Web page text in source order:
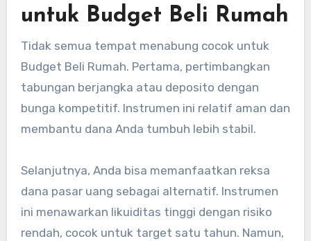
untuk Budget Beli Rumah
Tidak semua tempat menabung cocok untuk
Budget Beli Rumah. Pertama, pertimbangkan
tabungan berjangka atau deposito dengan
bunga kompetitif. Instrumen ini relatif aman dan
membantu dana Anda tumbuh lebih stabil.
Selanjutnya, Anda bisa memanfaatkan reksa
dana pasar uang sebagai alternatif. Instrumen
ini menawarkan likuiditas tinggi dengan risiko
rendah, cocok untuk target satu tahun. Namun,